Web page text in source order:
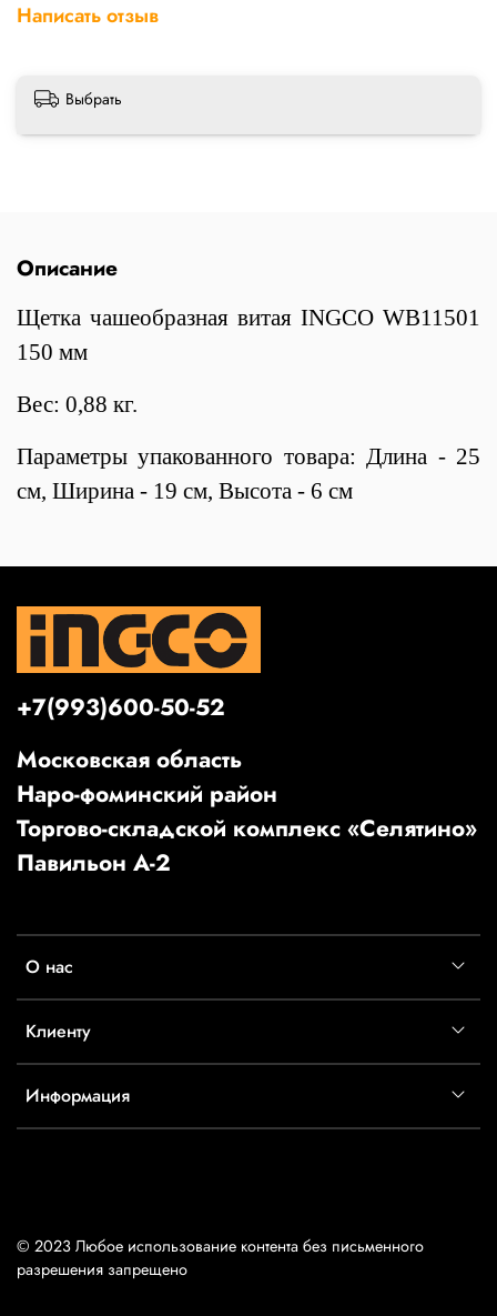
Написать отзыв
Выбрать
Описание
Щетка чашеобразная витая INGCO WB11501
150 мм
Вес: 0,88 кг.
Параметры упакованного товара: Длина - 25
см, Ширина - 19 см, Высота - 6 см
О нас
Клиенту
Информация
+7(993)600-50-52
Московская область
Наро-фоминский район
Торгово-складской комплекс «Селятино»
Павильон А-2
© 2023 Любое использование контента без письменного
разрешения запрещено